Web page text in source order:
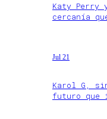
Katy Perry
cercanía
Jul 21
Karol G,
futuro que